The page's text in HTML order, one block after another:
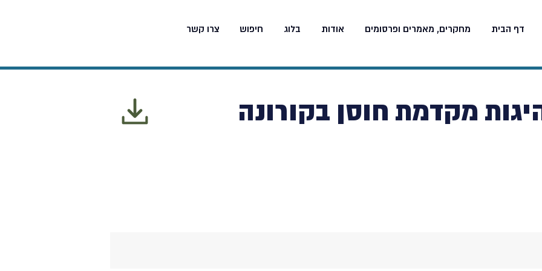
דף הבית מחקרים, מאמרים ופרסומים אודות בלוג חיפוש צרו קשר
מקדמת חוסן בקורונה